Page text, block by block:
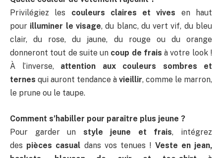
Privilégiez les couleurs claires et vives en haut
pour illuminer le visage, du blanc, du vert vif, du bleu
clair, du rose, du jaune, du rouge ou du orange
donneront tout de suite un coup de frais à votre look !
À l’inverse, attention aux couleurs sombres et
ternes qui auront tendance à vieillir, comme le marron,
le prune ou le taupe.
Comment s’habiller pour paraître plus jeune ?
Pour garder un style jeune et frais, intégrez
des pièces casual dans vos tenues ! Veste en jean,